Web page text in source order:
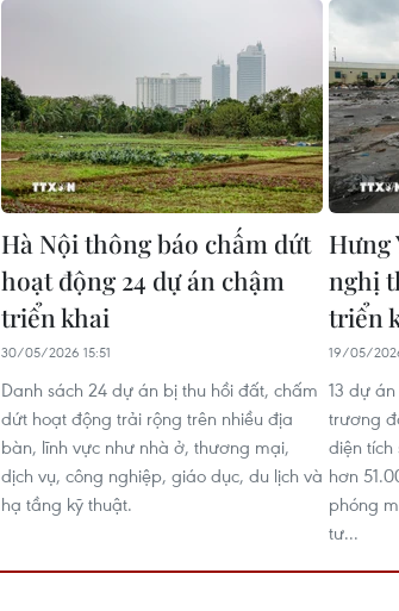
Hà Nội thông báo chấm dứt
hoạt động 24 dự án chậm
triển khai
30/05/2026 15:51
Danh sách 24 dự án bị thu hồi đất, chấm
dứt hoạt động trải rộng trên nhiều địa
bàn, lĩnh vực như nhà ở, thương mại,
dịch vụ, công nghiệp, giáo dục, du lịch và
hạ tầng kỹ thuật.
Hưng
nghị
triển
19/05/
13 dự
trương
diện
hơn
phóng
tư...